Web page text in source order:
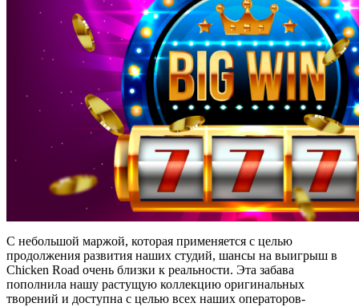
С небольшой маржой, которая применяется с целью
продолжения развития наших студий, шансы на выигрыш в
Chicken Road очень близки к реальности. Эта забава
пополнила нашу растущую коллекцию оригинальных
творений и доступна с целью всех наших операторов-